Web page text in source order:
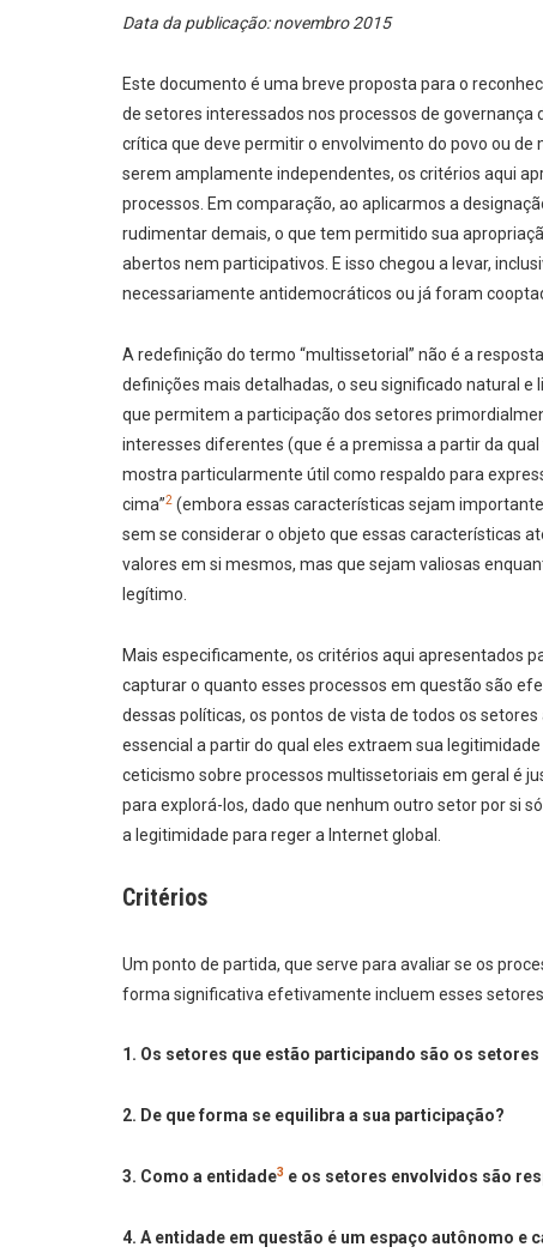
Data da publicação: novembro 2015
Este documento é uma breve proposta para o
de setores interessados nos processos de
crítica que deve permitir o envolvimento do povo ou
serem amplamente independentes, os critérios aqui
processos. Em comparação, ao aplicarmos a
rudimentar demais, o que tem permitido sua
abertos nem participativos. E isso chegou a levar,
necessariamente antidemocráticos ou já foram
A redefinição do termo “multissetorial” não é a
definições mais detalhadas, o seu significado natural
que permitem a participação dos setores
interesses diferentes (que é a premissa a partir da
mostra particularmente útil como respaldo para
cima”2 (embora essas características sejam
sem se considerar o objeto que essas características
valores em si mesmos, mas que sejam valiosas
legítimo.
Mais especificamente, os critérios aqui apresentados
capturar o quanto esses processos em questão são
dessas políticas, os pontos de vista de todos os
essencial a partir do qual eles extraem sua
ceticismo sobre processos multissetoriais em geral é
para explorá-los, dado que nenhum outro setor por si
a legitimidade para reger a Internet global.
Critérios
Um ponto de partida, que serve para avaliar se os
forma significativa efetivamente incluem esses
1. Os setores que estão participando são os
2. De que forma se equilibra a sua participação?
3. Como a entidade3 e os setores envolvidos são
4. A entidade em questão é um espaço autônomo e